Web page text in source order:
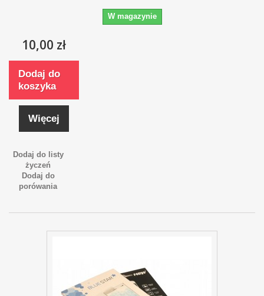
W magazynie
10,00 zł
Dodaj do
koszyka
Więcej
Dodaj do listy
życzeń
Dodaj do
porówania